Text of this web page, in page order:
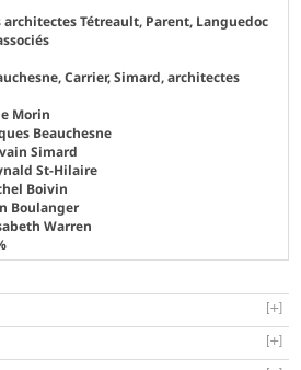
architectes Tétreault, Parent, Languedoc
Carrier, Simard, architectes
Morin
Beauchesne
Simard
St-Hilaire
Boivin
Boulanger
Warren